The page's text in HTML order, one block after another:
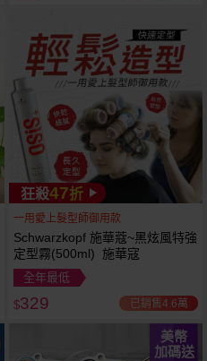
狂殺47折
一用愛上髮型師御用款
Schwarzkopf 施華蔻~黑炫風特強
定型霧(500ml) 施華寇
全年最低
$329 已銷售4.6萬
美幣
加碼送